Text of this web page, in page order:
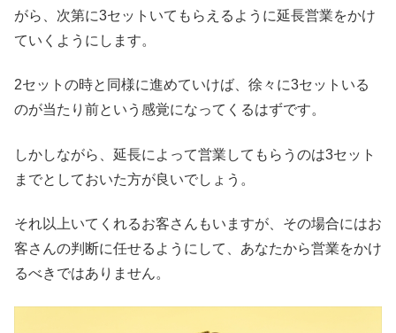
がら、次第に3セットいてもらえるように延長営業をかけ
ていくようにします。
2セットの時と同様に進めていけば、徐々に3セットいる
のが当たり前という感覚になってくるはずです。
しかしながら、延長によって営業してもらうのは3セット
までとしておいた方が良いでしょう。
それ以上いてくれるお客さんもいますが、その場合にはお
客さんの判断に任せるようにして、あなたから営業をかけ
るべきではありません。